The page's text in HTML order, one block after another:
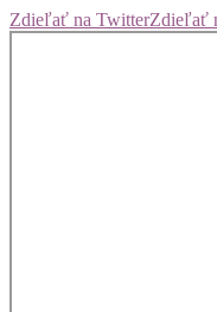
Zdieľať na TwitterZdieľať